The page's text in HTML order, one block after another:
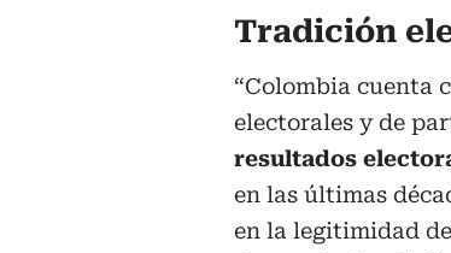
Tradición
“Colombia cuenta
electorales y de
resultados
en las últimas
en la legitimidad